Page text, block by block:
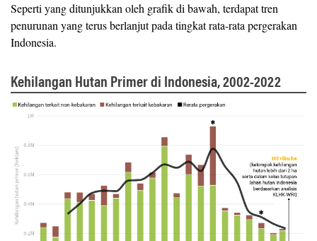
Seperti yang ditunjukkan oleh grafik di bawah, terdapat tren
penurunan yang terus berlanjut pada tingkat rata-rata pergerakan
Indonesia.
Kehilangan Hutan Primer di Indonesia, 2002-2022